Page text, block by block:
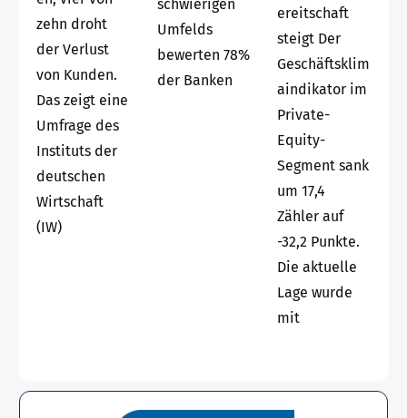
zehn droht
der Verlust
von Kunden.
Das zeigt eine
Umfrage des
Instituts der
deutschen
Wirtschaft
(IW)
schwierigen
Umfelds
bewerten 78%
der Banken
ereitschaft
steigt Der
Geschäftsklim
aindikator im
Private-
Equity-
Segment sank
um 17,4
Zähler auf
-32,2 Punkte.
Die aktuelle
Lage wurde
mit